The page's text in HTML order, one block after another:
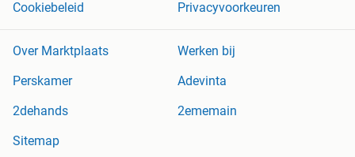
Cookiebeleid
Privacyvoorkeuren
Over Marktplaats
Werken bij
Perskamer
Adevinta
2dehands
2ememain
Sitemap